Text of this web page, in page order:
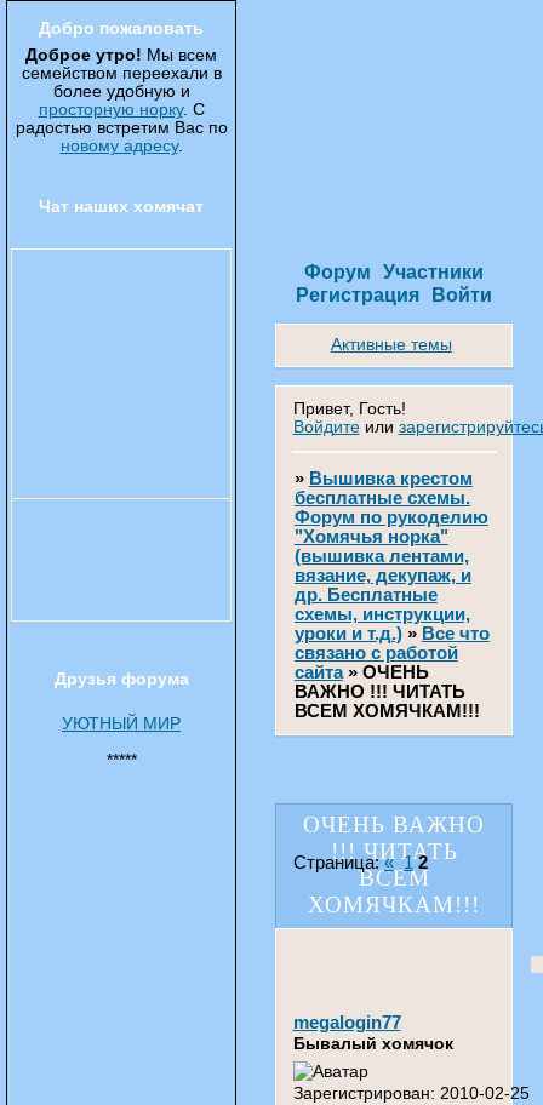
Добро пожаловать
Доброе утро! Мы всем
семейством переехали в
более удобную и
просторную норку. С
радостью встретим Вас по
новому адресу.
Чат наших хомячат
Друзья форума
УЮТНЫЙ МИР
*****
Форум
Участники
Регистрация
Войти
Активные темы
Привет, Гость!
Войдитеили
» Вышивка крестом
бесплатные схемы.
Форум по рукоделию
"Хомячья норка"
(вышивка лентами,
вязание, декупаж, и
др. Бесплатные
схемы, инструкции,
уроки и т.д.) » Все что
связано с работой
сайта » ОЧЕНЬ
ВАЖНО !!! ЧИТАТЬ
ВСЕМ ХОМЯЧКАМ!!!
ОЧЕНЬ ВАЖНО
!!! ЧИТАТЬ
ВСЕМ
ХОМЯЧКАМ!!!
Страница:« 1 2
megalogin77
Бывалый хомячок
Зарегистрирован: 2010-02-25